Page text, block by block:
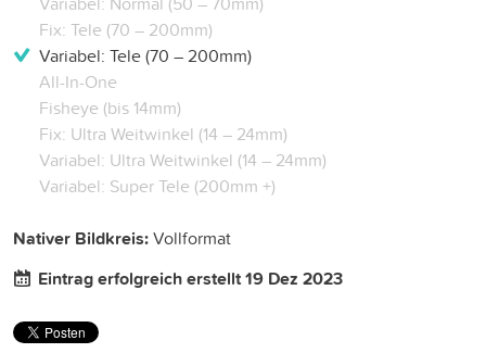
Fix: Tele (70 – 200mm)
Variabel: Tele (70 – 200mm)
All-In-One
Fisheye (bis 14mm)
Fix: Ultra Weitwinkel (14 – 24mm)
Variabel: Ultra Weitwinkel (14 – 24mm)
Variabel: Super Tele (200mm +)
Nativer Bildkreis:Vollformat
Eintrag erfolgreich erstellt 19 Dez 2023